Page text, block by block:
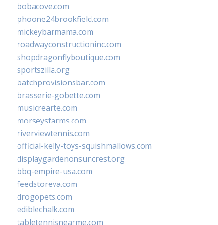
bobacove.com
phoone24brookfield.com
mickeybarmama.com
roadwayconstructioninc.com
shopdragonflyboutique.com
sportszilla.org
batchprovisionsbar.com
brasserie-gobette.com
musicrearte.com
morseysfarms.com
riverviewtennis.com
official-kelly-toys-squishmallows.com
displaygardenonsuncrest.org
bbq-empire-usa.com
feedstoreva.com
drogopets.com
ediblechalk.com
tabletennisnearme.com